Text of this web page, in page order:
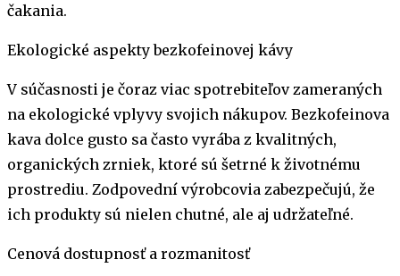
čakania.
Ekologické aspekty bezkofeinovej kávy
V súčasnosti je čoraz viac spotrebiteľov zameraných
na ekologické vplyvy svojich nákupov. Bezkofeinova
kava dolce gusto sa často vyrába z kvalitných,
organických zrniek, ktoré sú šetrné k životnému
prostrediu. Zodpovední výrobcovia zabezpečujú, že
ich produkty sú nielen chutné, ale aj udržateľné.
Cenová dostupnosť a rozmanitosť